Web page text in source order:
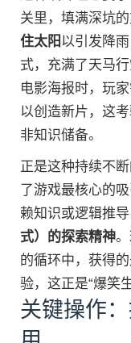
关里，填满深坑
住太阳以引发降
式，充满了天马
电影海报时，玩
以创造新片，这
非知识储备。
正是这种持续不
了游戏最核心的
赖知识或逻辑推
式）的探索精神
的循环中，获得
验，这正是“爆笑
关键操作